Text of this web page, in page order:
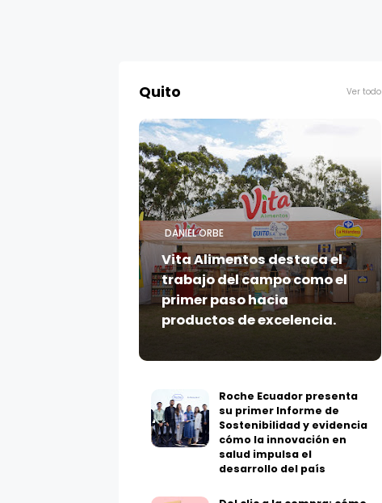
Quito Ver todo
DANIEL ORBE
Vita Alimentos destaca el
trabajo del campo como el
primer paso hacia
productos de excelencia.
Roche Ecuador presenta
su primer Informe de
Sostenibilidad y evidencia
cómo la innovación en
salud impulsa el
desarrollo del país